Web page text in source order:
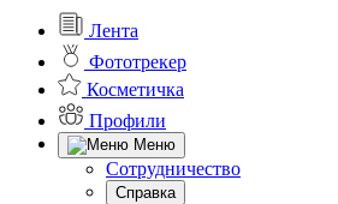
Лента
Фототрекер
Косметичка
Профили
Меню
Сотрудничество
Справка